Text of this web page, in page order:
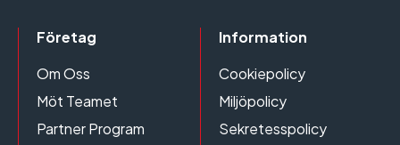
Företag
Om Oss
Möt Teamet
Partner Program
Information
Cookiepolicy
Miljöpolicy
Sekretesspolicy